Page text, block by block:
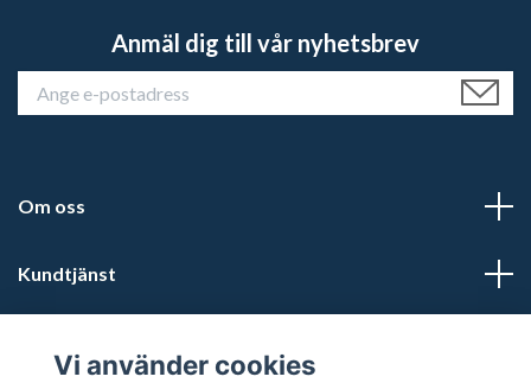
Anmäl dig till vår nyhetsbrev
Om oss
Kundtjänst
Vi använder cookies